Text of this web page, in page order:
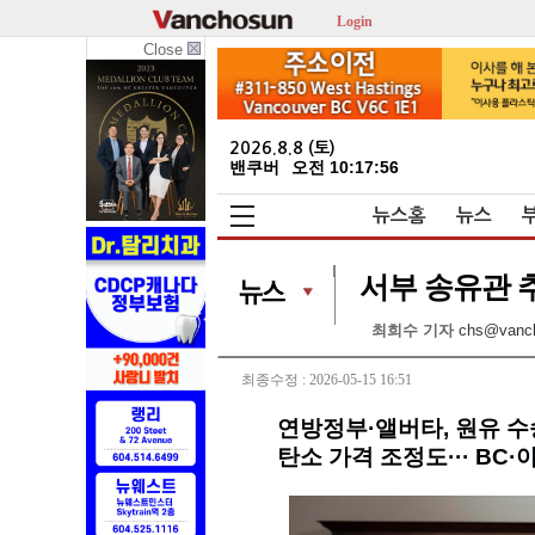
Login
Close
2026.8.8 (토)
밴쿠버 오전 10:17:58
뉴스홈 뉴스
서부 송유관
최희수 기자
최종수정 : 2026-05-15 16:51
연방정부·앨버타, 원유
탄소 가격 조정도··· BC·